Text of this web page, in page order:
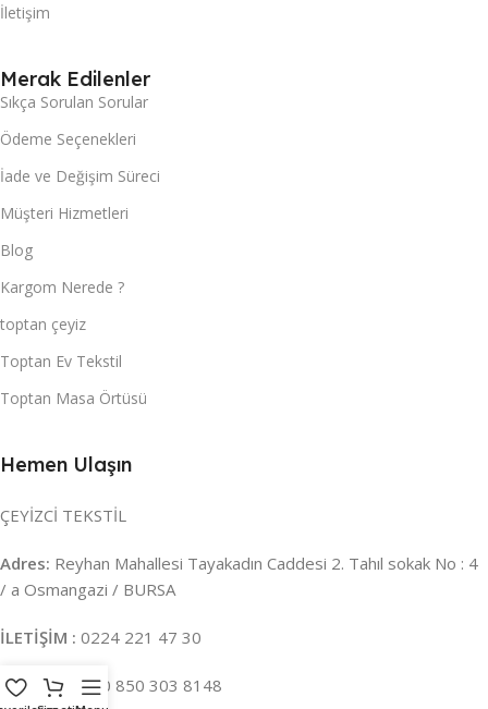
İletişim
Merak Edilenler
Sıkça Sorulan Sorular
Ödeme Seçenekleri
İade ve Değişim Süreci
Müşteri Hizmetleri
Blog
Kargom Nerede ?
toptan çeyiz
Toptan Ev Tekstil
Toptan Masa Örtüsü
Hemen Ulaşın
ÇEYİZCİ TEKSTİL
Adres: Reyhan Mahallesi Tayakadın Caddesi 2. Tahıl sokak No : 4
/ a Osmangazi / BURSA
İLETİŞİM : 0224 221 47 30
WHATSAPP :0 850 303 8148